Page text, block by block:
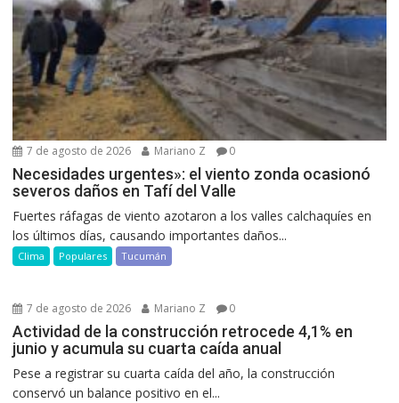
7 de agosto de 2026 Mariano Z 0
Necesidades urgentes»: el viento zonda ocasionó
severos daños en Tafí del Valle
Fuertes ráfagas de viento azotaron a los valles calchaquíes en
los últimos días, causando importantes daños...
Clima Populares Tucumán
7 de agosto de 2026 Mariano Z 0
Actividad de la construcción retrocede 4,1% en
junio y acumula su cuarta caída anual
Pese a registrar su cuarta caída del año, la construcción
conservó un balance positivo en el...